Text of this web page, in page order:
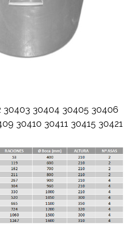
30403 30404 30405 30406
30410 30411 30415 30421